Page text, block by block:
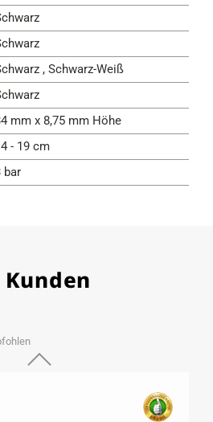
, Schwarz-Weiß
mm x 8,75 mm Höhe
- 19 cm
bar